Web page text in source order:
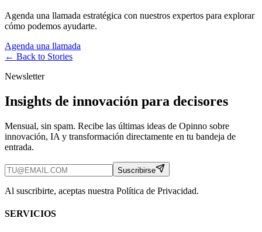
Agenda una llamada estratégica con nuestros expertos para explorar
cómo podemos ayudarte.
Agenda una llamada
← Back to Stories
Newsletter
Insights de innovación para decisores
Mensual, sin spam. Recibe las últimas ideas de Opinno sobre
innovación, IA y transformación directamente en tu bandeja de
entrada.
Suscribirse
Al suscribirte, aceptas nuestra Política de Privacidad.
SERVICIOS